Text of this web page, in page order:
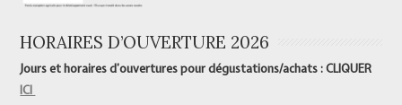
HORAIRES D’OUVERTURE 2026
Jours et horaires d’ouvertures pour dégustations/achats : CLIQUER
ICI